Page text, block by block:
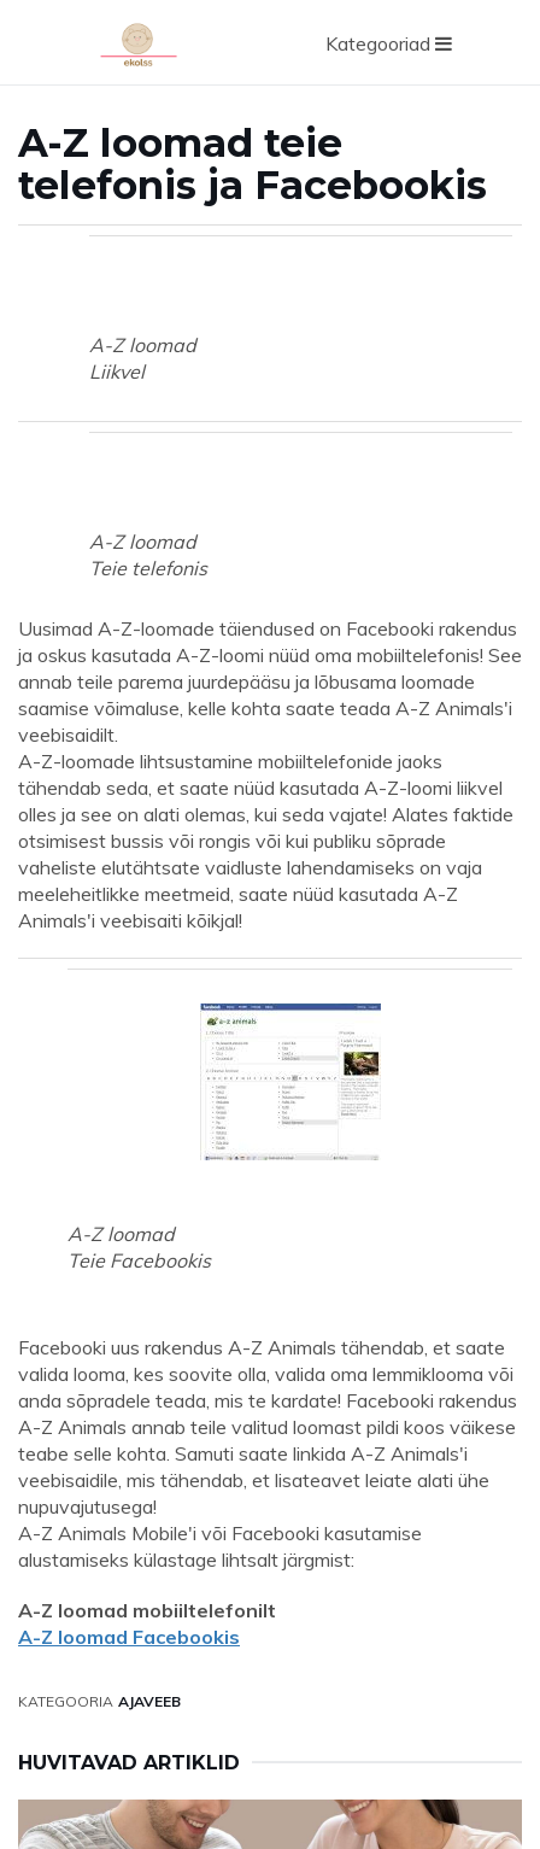
Kategooriad
A-Z loomad teie
telefonis ja Facebookis
A-Z loomad
Liikvel
A-Z loomad
Teie telefonis
Uusimad A-Z-loomade täiendused on Facebooki rakendus
ja oskus kasutada A-Z-loomi nüüd oma mobiiltelefonis! See
annab teile parema juurdepääsu ja lõbusama loomade
saamise võimaluse, kelle kohta saate teada A-Z Animals'i
veebisaidilt.
A-Z-loomade lihtsustamine mobiiltelefonide jaoks
tähendab seda, et saate nüüd kasutada A-Z-loomi liikvel
olles ja see on alati olemas, kui seda vajate! Alates faktide
otsimisest bussis või rongis või kui publiku sõprade
vaheliste elutähtsate vaidluste lahendamiseks on vaja
meeleheitlikke meetmeid, saate nüüd kasutada A-Z
Animals'i veebisaiti kõikjal!
A-Z loomad
Teie Facebookis
Facebooki uus rakendus A-Z Animals tähendab, et saate
valida looma, kes soovite olla, valida oma lemmiklooma või
anda sõpradele teada, mis te kardate! Facebooki rakendus
A-Z Animals annab teile valitud loomast pildi koos väikese
teabe selle kohta. Samuti saate linkida A-Z Animals'i
veebisaidile, mis tähendab, et lisateavet leiate alati ühe
nupuvajutusega!
A-Z Animals Mobile'i või Facebooki kasutamise
alustamiseks külastage lihtsalt järgmist:
A-Z loomad mobiiltelefonilt
A-Z loomad Facebookis
KATEGOORIA AJAVEEB
HUVITAVAD ARTIKLID